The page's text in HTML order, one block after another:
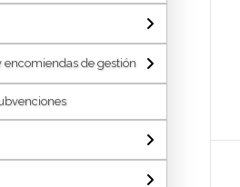
encomiendas de gestión